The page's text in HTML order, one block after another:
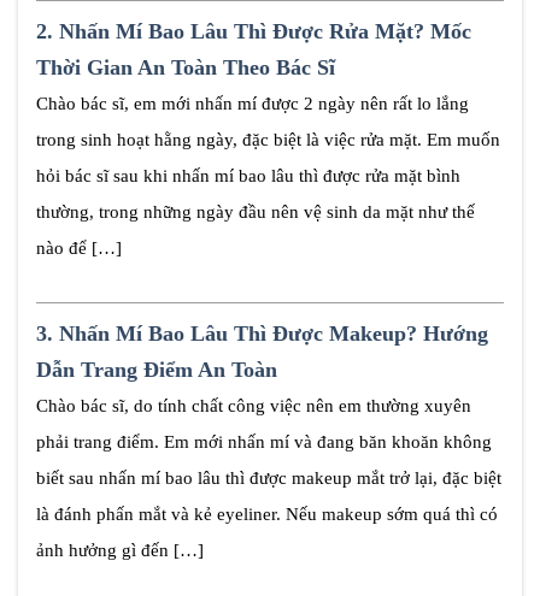
2. Nhấn Mí Bao Lâu Thì Được Rửa Mặt? Mốc
Thời Gian An Toàn Theo Bác Sĩ
Chào bác sĩ, em mới nhấn mí được 2 ngày nên rất lo lắng
trong sinh hoạt hằng ngày, đặc biệt là việc rửa mặt. Em muốn
hỏi bác sĩ sau khi nhấn mí bao lâu thì được rửa mặt bình
thường, trong những ngày đầu nên vệ sinh da mặt như thế
nào để […]
3. Nhấn Mí Bao Lâu Thì Được Makeup? Hướng
Dẫn Trang Điểm An Toàn
Chào bác sĩ, do tính chất công việc nên em thường xuyên
phải trang điểm. Em mới nhấn mí và đang băn khoăn không
biết sau nhấn mí bao lâu thì được makeup mắt trở lại, đặc biệt
là đánh phấn mắt và kẻ eyeliner. Nếu makeup sớm quá thì có
ảnh hưởng gì đến […]